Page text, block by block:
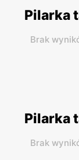
Pilarka
Brak
Pilarka
Brak